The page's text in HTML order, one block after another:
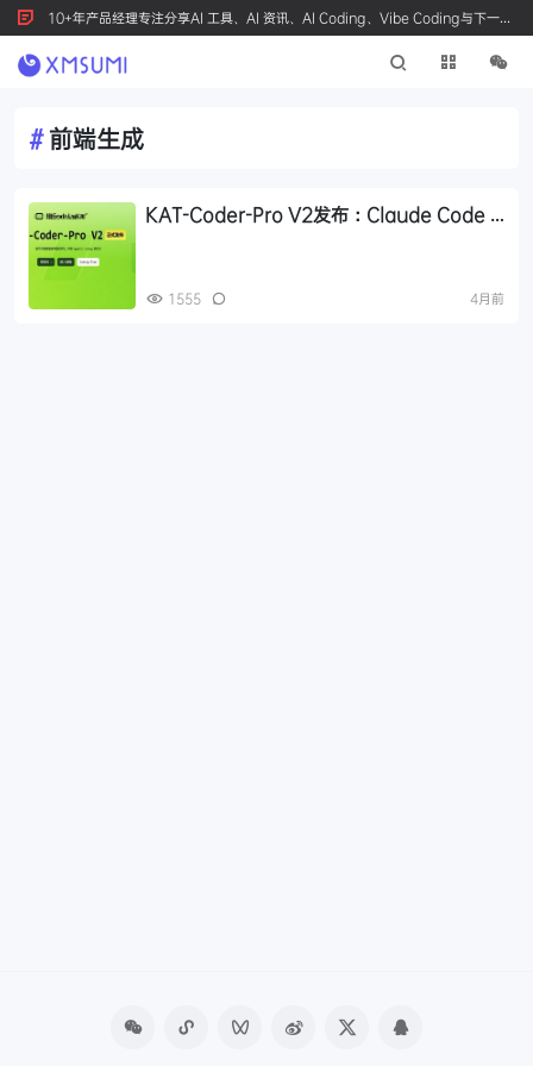
10+年产品经理专注分享AI 工具、AI 资讯、AI Coding、Vibe Coding与下一代
产品创新，按 Ctrl+D 收藏我们
#前端生成
KAT-Coder-Pro V2发布：Claude Code +
1555 4月前